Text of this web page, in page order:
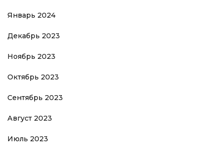
Январь 2024
Декабрь 2023
Ноябрь 2023
Октябрь 2023
Сентябрь 2023
Август 2023
Июль 2023